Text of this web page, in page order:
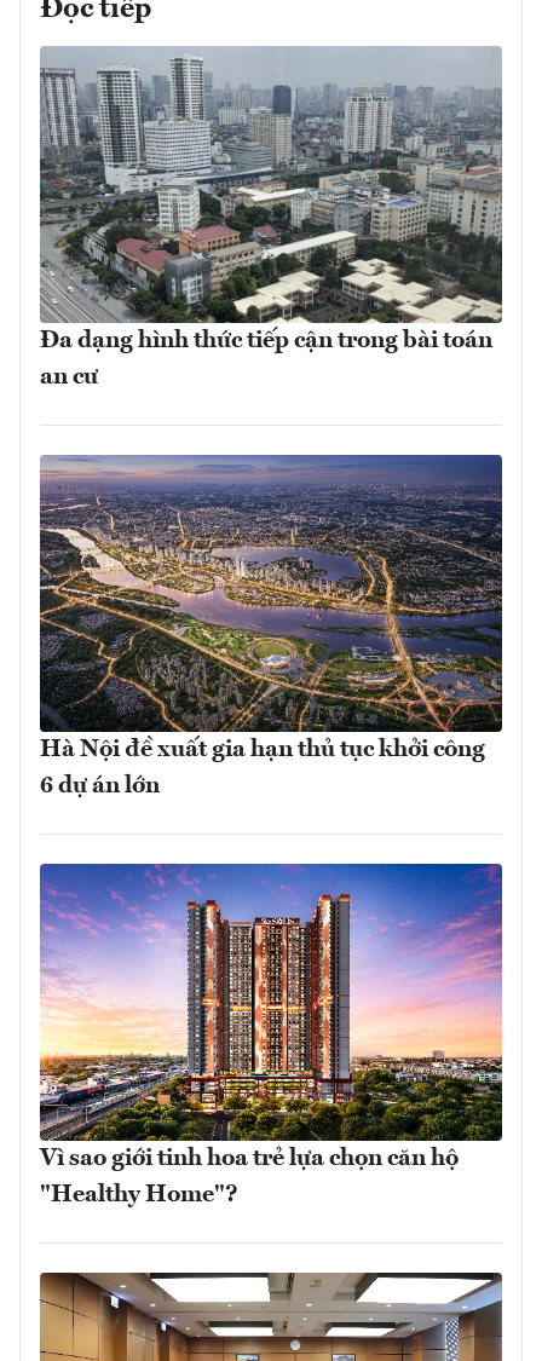
Đọc tiếp
Đa dạng hình thức tiếp cận trong bài toán
an cư
Hà Nội đề xuất gia hạn thủ tục khởi công
6 dự án lớn
Vì sao giới tinh hoa trẻ lựa chọn căn hộ
"Healthy Home"?